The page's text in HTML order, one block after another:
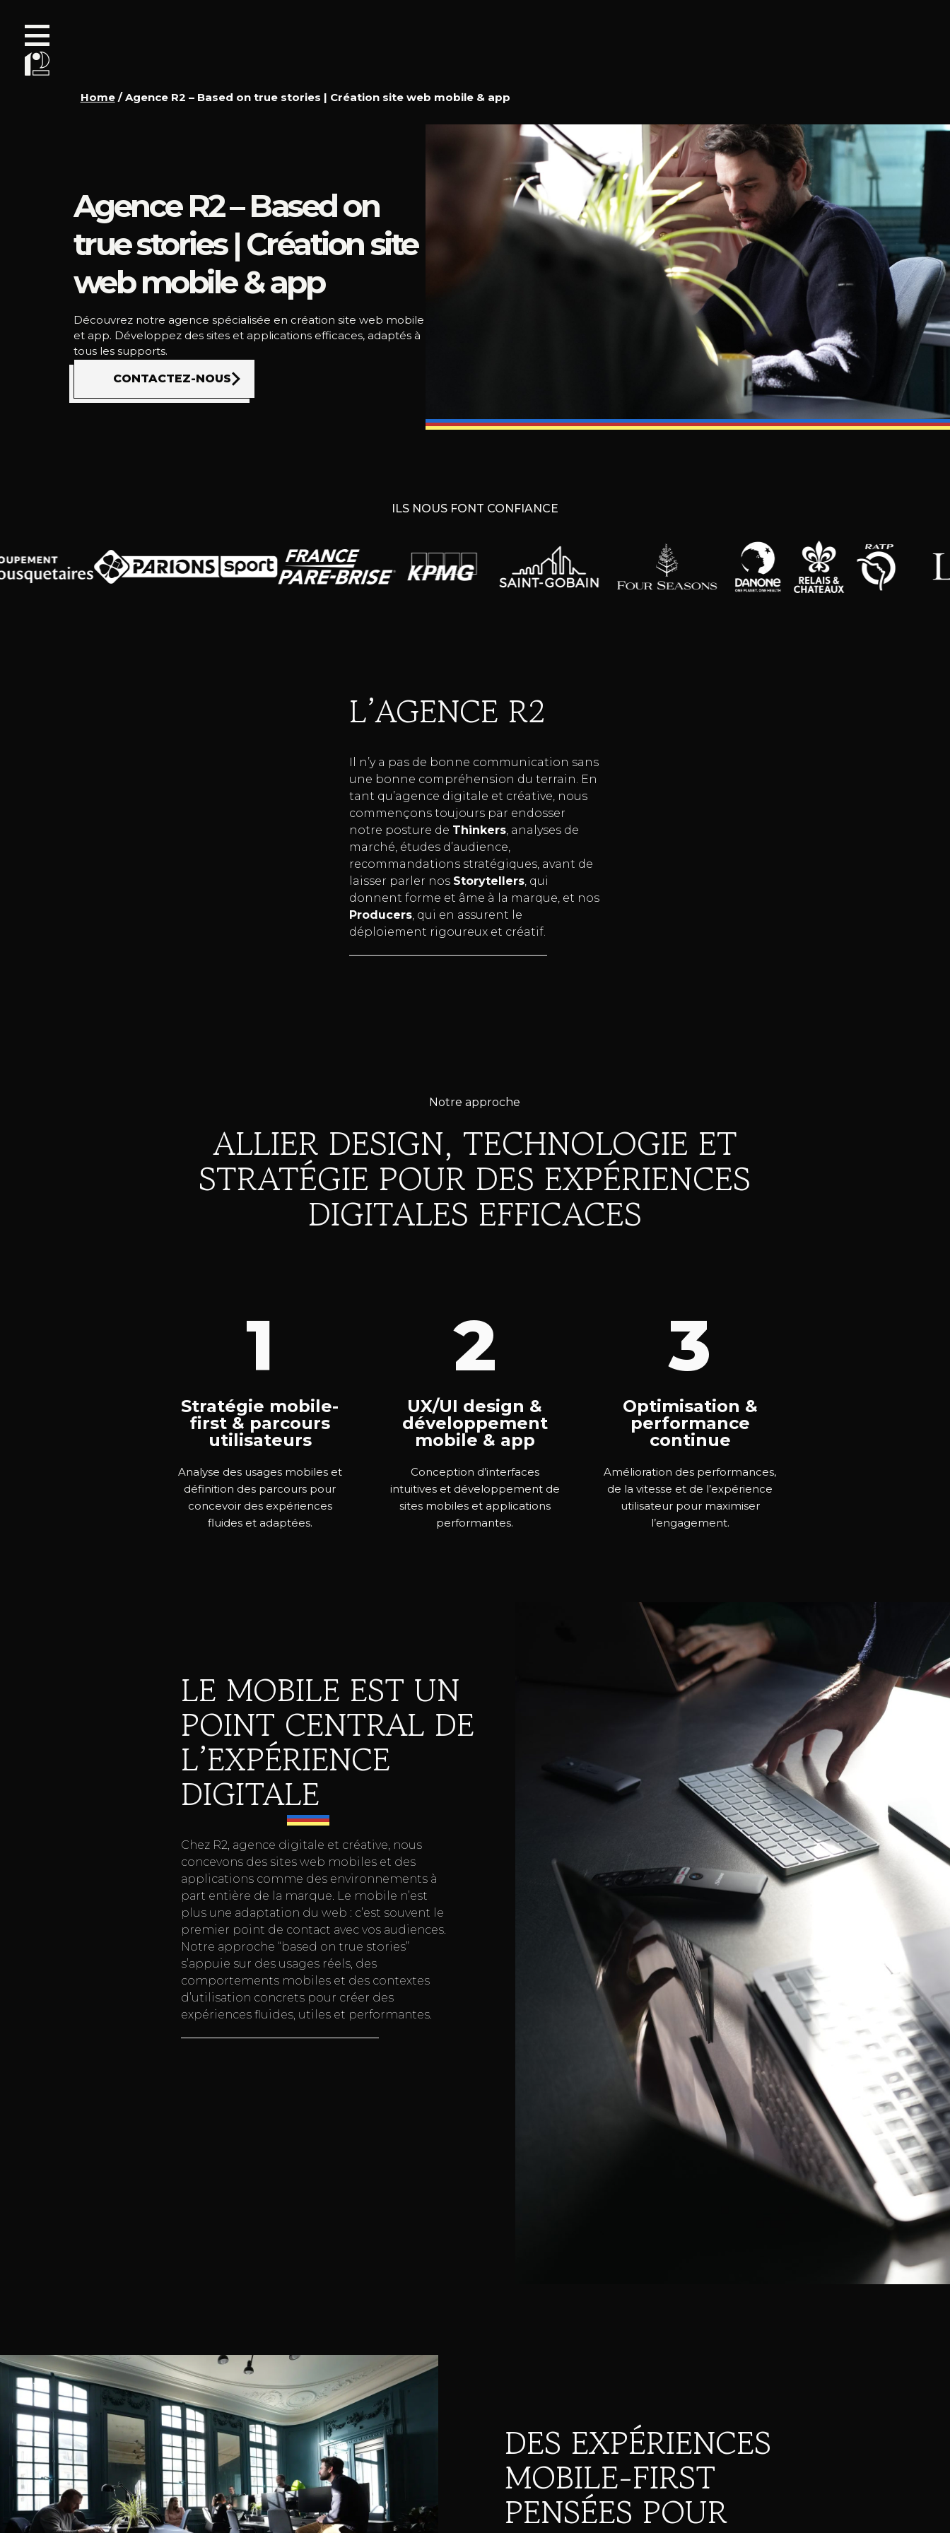
Home/Agence R2 – Based on true stories | Création site web mobile & app
Agence R2 – Based on
true stories | Création site
web mobile & app
Découvrez notre agence spécialisée en création site web mobile
et app. Développez des sites et applications efficaces, adaptés à
tous les supports.
CONTACTEZ-NOUS
ILS NOUS FONT CONFIANCE
L’AGENCE R2
Il n’y a pas de bonne communication sans
une bonne compréhension du terrain. En
tant qu’agence digitale et créative, nous
commençons toujours par endosser
notre posture de Thinkers, analyses de
marché, études d’audience,
recommandations stratégiques, avant de
laisser parler nos Storytellers, qui
donnent forme et âme à la marque, et nos
Producers, qui en assurent le
déploiement rigoureux et créatif.
Notre approche
ALLIER DESIGN, TECHNOLOGIE ET
STRATÉGIE POUR DES EXPÉRIENCES
DIGITALES EFFICACES
1
Stratégie mobile-
first & parcours
utilisateurs
Analyse des usages mobiles et
définition des parcours pour
concevoir des expériences
fluides et adaptées.
2
UX/UI design &
développement
mobile & app
Conception d’interfaces
intuitives et développement de
sites mobiles et applications
performantes.
3
Optimisation &
performance
continue
Amélioration des performances,
de la vitesse et de l’expérience
utilisateur pour maximiser
l’engagement.
LE MOBILE EST UN
POINT CENTRAL DE
L’EXPÉRIENCE
DIGITALE
Chez R2, agence digitale et créative, nous
concevons des sites web mobiles et des
applications comme des environnements à
part entière de la marque. Le mobile n’est
plus une adaptation du web : c’est souvent le
premier point de contact avec vos audiences.
Notre approche “based on true stories”
s’appuie sur des usages réels, des
comportements mobiles et des contextes
d’utilisation concrets pour créer des
expériences fluides, utiles et performantes.
DES EXPÉRIENCES
MOBILE-FIRST
PENSÉES POUR